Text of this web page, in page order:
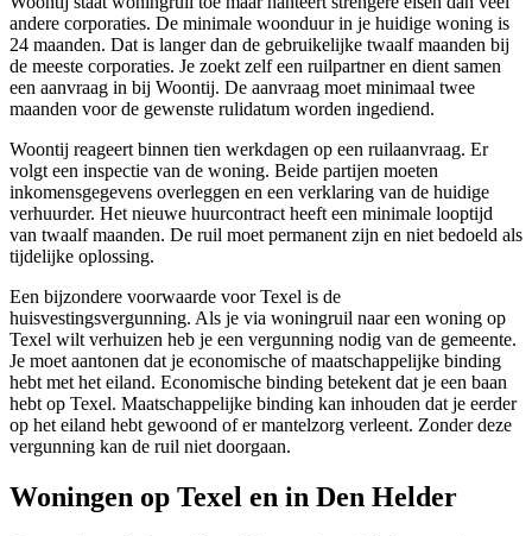
andere corporaties. De minimale woonduur in je huidige woning is
24 maanden. Dat is langer dan de gebruikelijke twaalf maanden bij
de meeste corporaties. Je zoekt zelf een ruilpartner en dient samen
een aanvraag in bij Woontij. De aanvraag moet minimaal twee
maanden voor de gewenste rulidatum worden ingediend.
Woontij reageert binnen tien werkdagen op een ruilaanvraag. Er
volgt een inspectie van de woning. Beide partijen moeten
inkomensgegevens overleggen en een verklaring van de huidige
verhuurder. Het nieuwe huurcontract heeft een minimale looptijd
van twaalf maanden. De ruil moet permanent zijn en niet bedoeld als
tijdelijke oplossing.
Een bijzondere voorwaarde voor Texel is de
huisvestingsvergunning. Als je via woningruil naar een woning op
Texel wilt verhuizen heb je een vergunning nodig van de gemeente.
Je moet aantonen dat je economische of maatschappelijke binding
hebt met het eiland. Economische binding betekent dat je een baan
hebt op Texel. Maatschappelijke binding kan inhouden dat je eerder
op het eiland hebt gewoond of er mantelzorg verleent. Zonder deze
vergunning kan de ruil niet doorgaan.
Woningen op Texel en in Den Helder